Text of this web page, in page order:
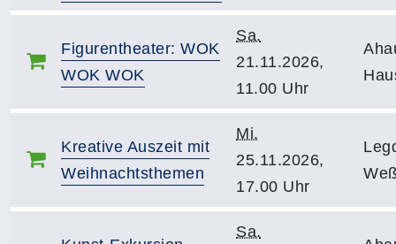
Figurentheater: WOK
WOK WOK
Sa.
21.11.2026,
11.00 Uhr
Kreative Auszeit mit
Weihnachtsthemen
Mi.
25.11.2026,
17.00 Uhr
Sa.